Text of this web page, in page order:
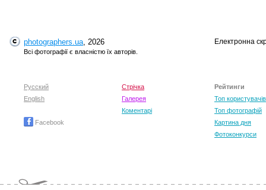
photographers.ua, 2026
Всі фотографії є власністю їх авторів.
Електронна
Русский
English
Facebook
Стрічка
Галерея
Коментарі
Рейтинги
Топ користувачів
Топ фотографій
Картина дня
Фотоконкурси